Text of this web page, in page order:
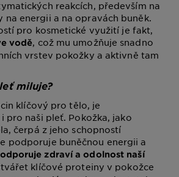
reakcích, především na
na energii a na opravách buněk.
pro kosmetické využití je fakt,
vodě, což mu umožňuje snadno
vrstev pokožky a aktivně tam
miluje?
klíčový pro tělo, je
pro naši pleť. Pokožka, jako
čerpá z jeho schopností
podporuje buněčnou energii a
zdraví a odolnost naší
klíčové proteiny v pokožce